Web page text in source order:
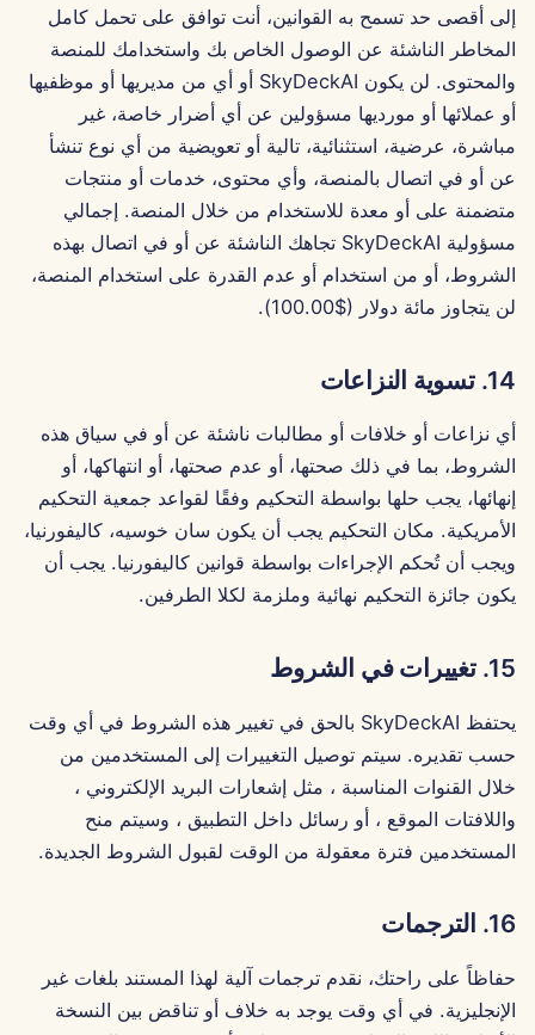
8 سبتمبر 2023
إلى أقصى حد تسمح به القوانين، أنت توافق على تحمل كامل
المخاطر الناشئة عن الوصول الخاص بك واستخدامك للمنصة
والمحتوى. لن يكون SkyDeckAI أو أي من مديريها أو موظفيها
أو عملائها أو مورديها مسؤولين عن أي أضرار خاصة، غير
مباشرة، عرضية، استثنائية، تالية أو تعويضية من أي نوع تنشأ
عن أو في اتصال بالمنصة، وأي محتوى، خدمات أو منتجات
متضمنة على أو معدة للاستخدام من خلال المنصة. إجمالي
مسؤولية SkyDeckAI تجاهك الناشئة عن أو في اتصال بهذه
الشروط، أو من استخدام أو عدم القدرة على استخدام المنصة،
لن يتجاوز مائة دولار ($100.00).
14. تسوية النزاعات
أي نزاعات أو خلافات أو مطالبات ناشئة عن أو في سياق هذه
الشروط، بما في ذلك صحتها، أو عدم صحتها، أو انتهاكها، أو
إنهائها، يجب حلها بواسطة التحكيم وفقًا لقواعد جمعية التحكيم
الأمريكية. مكان التحكيم يجب أن يكون سان خوسيه، كاليفورنيا،
ويجب أن تُحكم الإجراءات بواسطة قوانين كاليفورنيا. يجب أن
يكون جائزة التحكيم نهائية وملزمة لكلا الطرفين.
15. تغييرات في الشروط
يحتفظ SkyDeckAI بالحق في تغيير هذه الشروط في أي وقت
حسب تقديره. سيتم توصيل التغييرات إلى المستخدمين من
خلال القنوات المناسبة ، مثل إشعارات البريد الإلكتروني ،
واللافتات الموقع ، أو رسائل داخل التطبيق ، وسيتم منح
المستخدمين فترة معقولة من الوقت لقبول الشروط الجديدة.
16. الترجمات
حفاظاً على راحتك، نقدم ترجمات آلية لهذا المستند بلغات غير
الإنجليزية. في أي وقت يوجد به خلاف أو تناقض بين النسخة